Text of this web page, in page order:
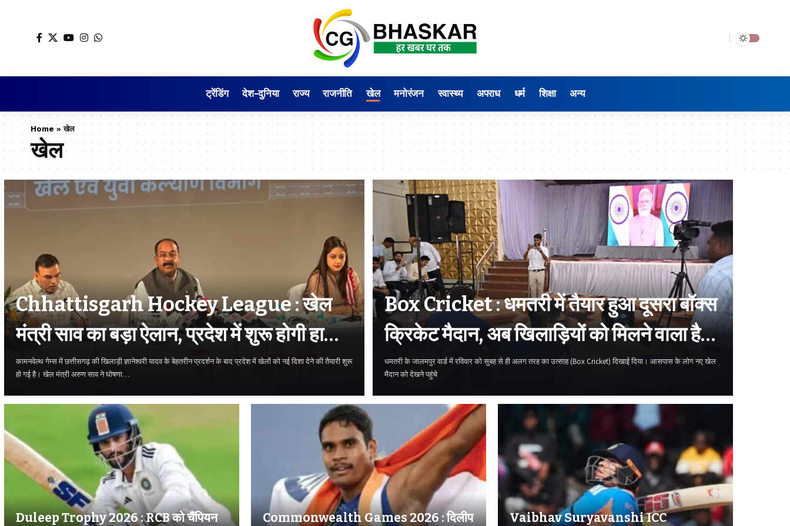
ट्रेंडिंग देश-दुनिया राज्य राजनीति खेल मनोरंजन स्वास्थ्य अपराध धर्म शिक्षा अन्य
Home »खेल
खेल
Chhattisgarh Hockey League : खेल
मंत्री साव का बड़ा ऐलान, प्रदेश में शुरू होगी हाकी
लीग
कामनवेल्थ गेम्स में छत्तीसगढ़ की खिलाड़ी ज्ञानेश्वरी यादव के बेहतरीन प्रदर्शन के बाद प्रदेश में खेलों को नई दिशा देने की तैयारी शुरू
हो गई है। खेल मंत्री अरुण साव ने घोषणा…
Box Cricket : धमतरी में तैयार हुआ दूसरा बॉक्स
क्रिकेट मैदान, अब खिलाड़ियों को मिलने वाला है
बड़ा मौका
धमतरी के जालमपुर वार्ड में रविवार को सुबह से ही अलग तरह का उत्साह (Box Cricket) दिखाई दिया। आसपास के लोग नए खेल
मैदान को देखने पहुंचे
Duleep Trophy 2026 : RCB को चैंपियन
Commonwealth Games 2026 : दिलीप
Vaibhav Suryavanshi ICC